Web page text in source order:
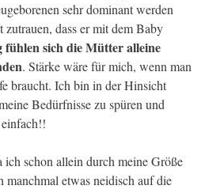
sehr dominant werden
dass er mit dem Baby
fühlen sich die Mütter alleine
. Stärke wäre für mich, wenn man
braucht. Ich bin in der Hinsicht
Bedürfnisse zu spüren und
schon allein durch meine Größe
etwas neidisch auf die